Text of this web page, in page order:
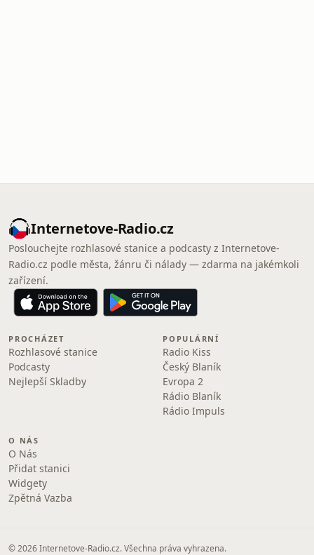
Internetove-Radio.cz
Poslouchejte rozhlasové stanice a podcasty z Internetove-
Radio.cz podle města, žánru či nálady — zdarma na jakémkoli
zařízení.
PROCHÁZET
Rozhlasové stanice
Podcasty
Nejlepší Skladby
POPULÁRNÍ
Radio Kiss
Český Blaník
Evropa 2
Rádio Blaník
Rádio Impuls
O NÁS
O Nás
Přidat stanici
Widgety
Zpětná Vazba
© 2026 Internetove-Radio.cz. Všechna práva vyhrazena.